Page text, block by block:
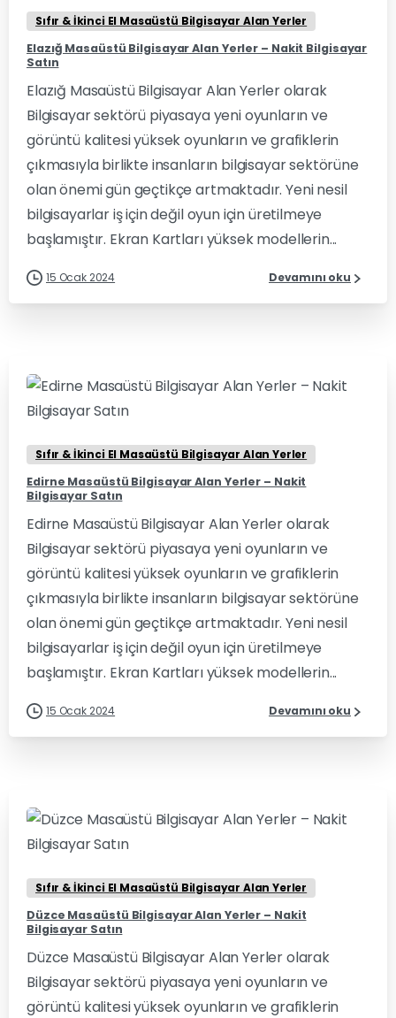
Sıfır & İkinci El Masaüstü Bilgisayar Alan Yerler
Elazığ Masaüstü Bilgisayar Alan Yerler – Nakit Bilgisayar
Satın
Elazığ Masaüstü Bilgisayar Alan Yerler olarak
Bilgisayar sektörü piyasaya yeni oyunların ve
görüntü kalitesi yüksek oyunların ve grafiklerin
çıkmasıyla birlikte insanların bilgisayar sektörüne
olan önemi gün geçtikçe artmaktadır. Yeni nesil
bilgisayarlar iş için değil oyun için üretilmeye
başlamıştır. Ekran Kartları yüksek modellerin...
15 Ocak 2024 Devamını oku
0 0
Sıfır & İkinci El Masaüstü Bilgisayar Alan Yerler
Edirne Masaüstü Bilgisayar Alan Yerler – Nakit
Bilgisayar Satın
Edirne Masaüstü Bilgisayar Alan Yerler olarak
Bilgisayar sektörü piyasaya yeni oyunların ve
görüntü kalitesi yüksek oyunların ve grafiklerin
çıkmasıyla birlikte insanların bilgisayar sektörüne
olan önemi gün geçtikçe artmaktadır. Yeni nesil
bilgisayarlar iş için değil oyun için üretilmeye
başlamıştır. Ekran Kartları yüksek modellerin...
15 Ocak 2024 Devamını oku
0 0
Sıfır & İkinci El Masaüstü Bilgisayar Alan Yerler
Düzce Masaüstü Bilgisayar Alan Yerler – Nakit
Bilgisayar Satın
Düzce Masaüstü Bilgisayar Alan Yerler olarak
Bilgisayar sektörü piyasaya yeni oyunların ve
görüntü kalitesi yüksek oyunların ve grafiklerin